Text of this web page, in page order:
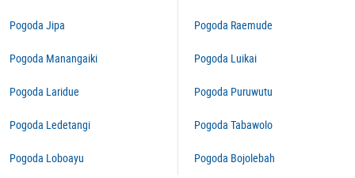
Pogoda Jipa
Pogoda Manangaiki
Pogoda Laridue
Pogoda Ledetangi
Pogoda Loboayu
Pogoda Raemude
Pogoda Luikai
Pogoda Puruwutu
Pogoda Tabawolo
Pogoda Bojolebah